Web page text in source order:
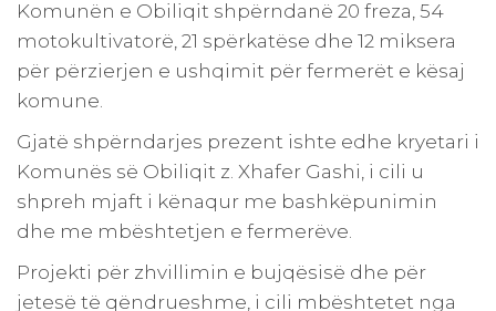
Komunën e Obiliqit shpërndanë 20 freza, 54
motokultivatorë, 21 spërkatëse dhe 12 miksera
për përzierjen e ushqimit për fermerët e kësaj
komune.
Gjatë shpërndarjes prezent ishte edhe kryetari i
Komunës së Obiliqit z. Xhafer Gashi, i cili u
shpreh mjaft i kënaqur me bashkëpunimin
dhe me mbështetjen e fermerëve.
Projekti për zhvillimin e bujqësisë dhe për
jetesë të qëndrueshme, i cili mbështetet nga